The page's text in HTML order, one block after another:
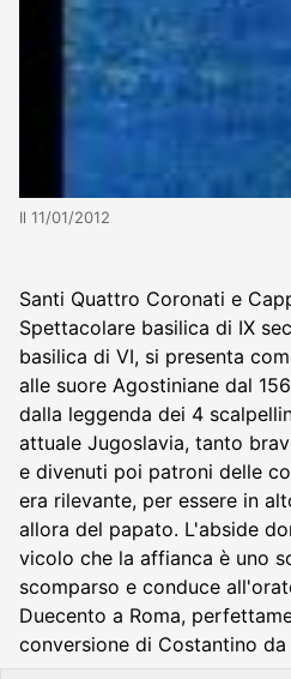
Il 11/01/2012
Santi Quattro Coronati e
Spettacolare basilica di IX
basilica di VI, si presenta
alle suore Agostiniane dal
dalla leggenda dei 4
attuale Jugoslavia, tanto
e divenuti poi patroni delle
era rilevante, per essere in
allora del papato. L'abside
vicolo che la affianca è uno
scomparso e conduce
Duecento a Roma,
conversione di Costantino